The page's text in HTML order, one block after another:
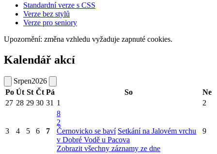
Standardní verze s CSS
Verze bez stylů
Verze pro seniory
Upozornění: změna vzhledu vyžaduje zapnuté cookies.
Kalendář akcí
Srpen2026
Po Út St Čt Pá So
Ne
27 28 29 30 31 1 2
3 4 5 6 7
8
2
Černovicko se baví Setkání na Jalovém vrchu
v Dobré Vodě u Pacova
Zobrazit všechny záznamy ze dne
9